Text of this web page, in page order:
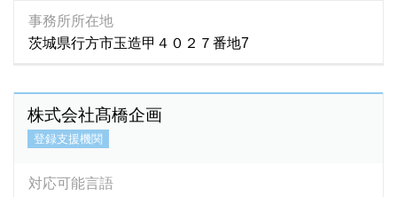
事務所所在地
茨城県行方市玉造甲４０２７番地7
株式会社髙橋企画
登録支援機関
対応可能言語